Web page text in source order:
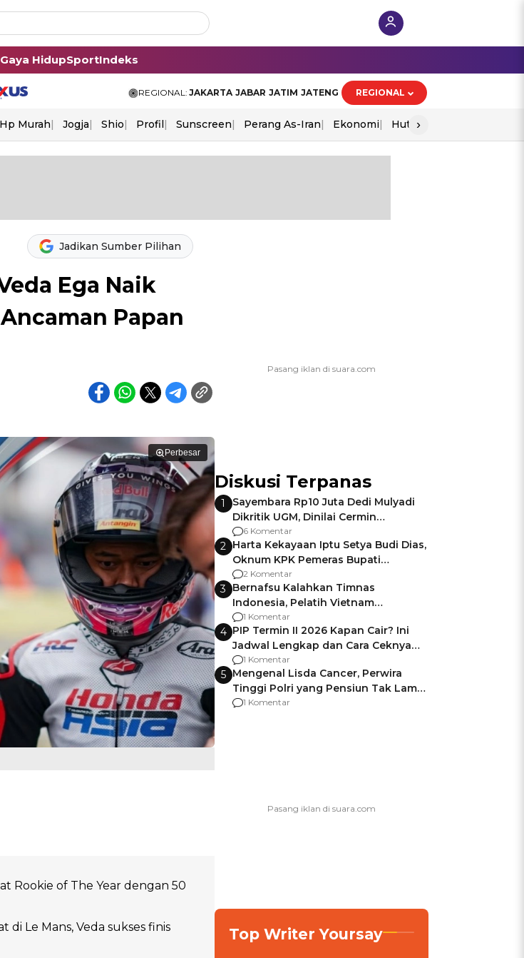
Gaya HidupSportIndeks
REGIONAL: JAKARTA JABAR JATIM JATENG REGIONAL
Hp Murah Jogja Shio Profil Sunscreen Perang As-Iran Ekonomi Hut Ri
›
Jadikan Sumber Pilihan
Ega Naik
Papan
Perbesar
Rookie of The Year dengan 50
Le Mans, Veda sukses finis
Diskusi Terpanas
1
Sayembara Rp10 Juta Dedi Mulyadi
Dikritik UGM, Dinilai Cermin
Gagalnya Negara Jamin Keamanan
6 Komentar
2 Harta Kekayaan Iptu Setya Budi Dias,
Oknum KPK Pemeras Bupati
Pemalang
2 Komentar
3 Bernafsu Kalahkan Timnas
Indonesia, Pelatih Vietnam
Berencana Pakai Jimat di Pakansari
1 Komentar
4 PIP Termin II 2026 Kapan Cair? Ini
Jadwal Lengkap dan Cara Ceknya
agar Dana Tidak Hangus!
1 Komentar
5 Mengenal Lisda Cancer, Perwira
Tinggi Polri yang Pensiun Tak Lama
Usai Jadi Brigjen
1 Komentar
Top Writer Yoursay